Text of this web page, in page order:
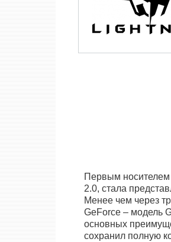
Первым носителем
2.0, стала
Менее чем через
GeForce – модель
основных
сохранил полную